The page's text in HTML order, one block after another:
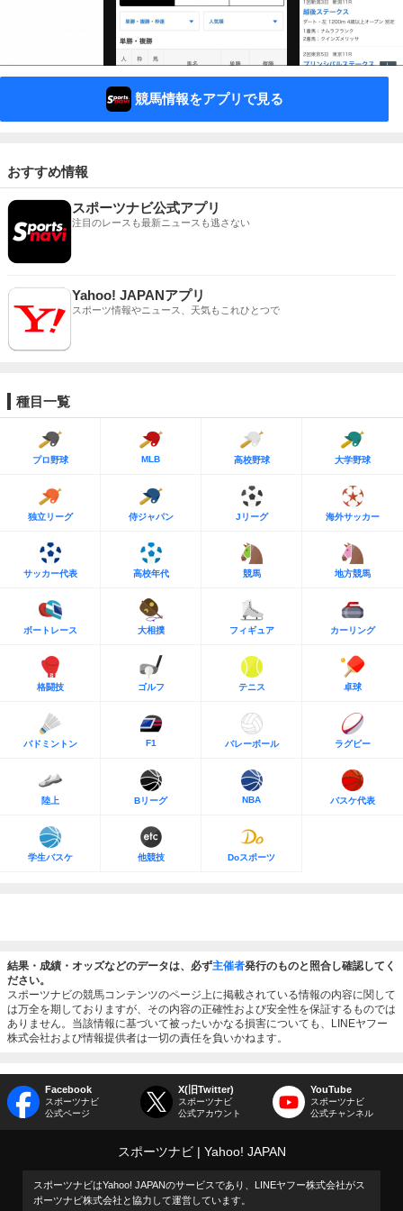
競馬情報をアプリで見る
おすすめ情報
スポーツナビ公式アプリ
注目のレースも最新ニュースも逃さない
Yahoo! JAPANアプリ
スポーツ情報やニュース、天気もこれひとつで
種目一覧
プロ野球 MLB 高校野球 大学野球
独立リーグ 侍ジャパン Jリーグ 海外サッカー
サッカー代表 高校年代 競馬 地方競馬
ボートレース 大相撲 フィギュア カーリング
格闘技 ゴルフ テニス 卓球
バドミントン F1 バレーボール ラグビー
陸上 Bリーグ NBA バスケ代表
学生バスケ 他競技 Doスポーツ
結果・成績・オッズなどのデータは、必ず主催者発行のものと照合し確認してく
ださい。
スポーツナビの競馬コンテンツのページ上に掲載されている情報の内容に関して
は万全を期しておりますが、その内容の正確性および安全性を保証するものでは
ありません。当該情報に基づいて被ったいかなる損害についても、LINEヤフー
株式会社および情報提供者は一切の責任を負いかねます。
Facebook
スポーツナビ
公式ページ
X(旧Twitter)
スポーツナビ
公式アカウント
YouTube
スポーツナビ
公式チャンネル
スポーツナビ Yahoo! JAPAN
スポーツナビはYahoo! JAPANのサービスであり、LINEヤフー株式会社がス
ポーツナビ株式会社と協力して運営しています。